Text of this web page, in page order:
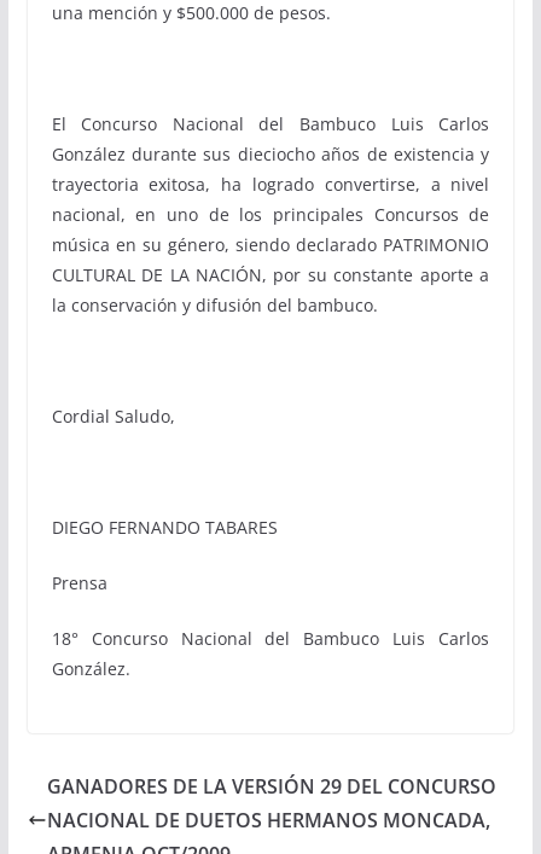
una mención y $500.000 de pesos.
El Concurso Nacional del Bambuco Luis Carlos
González durante sus dieciocho años de existencia y
trayectoria exitosa, ha logrado convertirse, a nivel
nacional, en uno de los principales Concursos de
música en su género, siendo declarado PATRIMONIO
CULTURAL DE LA NACIÓN, por su constante aporte a
la conservación y difusión del bambuco.
Cordial Saludo,
DIEGO FERNANDO TABARES
Prensa
18° Concurso Nacional del Bambuco Luis Carlos
González.
GANADORES DE LA VERSIÓN 29 DEL CONCURSO
NACIONAL DE DUETOS HERMANOS MONCADA,